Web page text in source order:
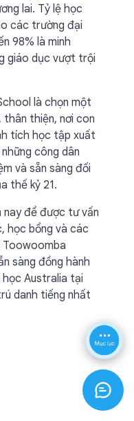
lai. Tỷ lệ học
các trường đại
98% là minh
giáo dục vượt trội
là chọn một
thiện, nơi con
tích học tập xuất
công dân
và sẵn sàng đối
thế kỷ 21.
nay để được tư vấn
học bổng và các
Toowoomba
sàng đồng hành
Australia tại
danh tiếng nhất